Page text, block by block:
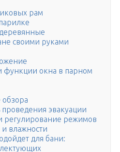
рам
своими руками
функции окна в парном
эвакуации
регулирование режимов
влажности
для бани: